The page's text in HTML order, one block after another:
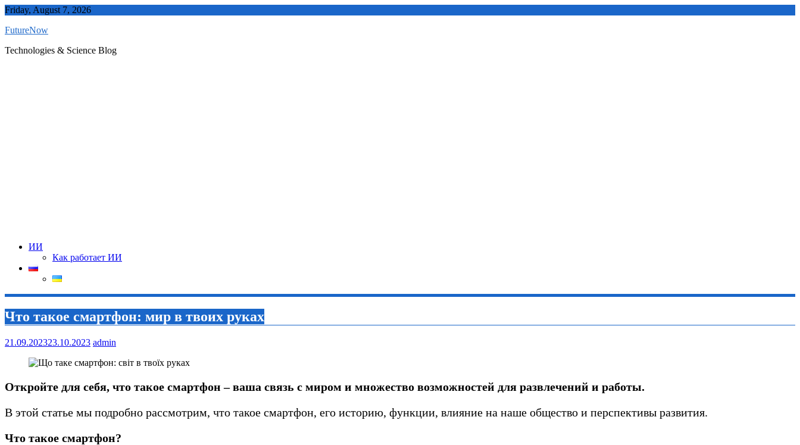
Skip
content
Friday, August 7, 2026
FutureNow
Technologies & Science Blog
ИИ
Как работает ИИ
Что такое смартфон: мир в твоих руках
21.09.202323.10.2023 admin
Откройте для себя, что такое смартфон – ваша связь с миром и множество возможностей для развлечений и работы.
В этой статье мы подробно рассмотрим, что такое смартфон, его историю, функции, влияние на наше общество и перспективы развития.
Что такое смартфон?